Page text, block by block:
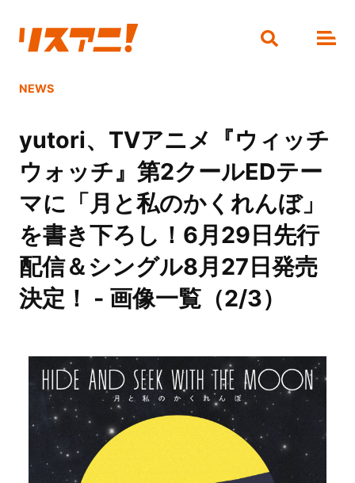
NEWS
yutori、TVアニメ『ウィッチ
ウォッチ』第2クールEDテー
マに「月と私のかくれんぼ」
を書き下ろし！6月29日先行
配信＆シングル8月27日発売
決定！ - 画像一覧（2/3）